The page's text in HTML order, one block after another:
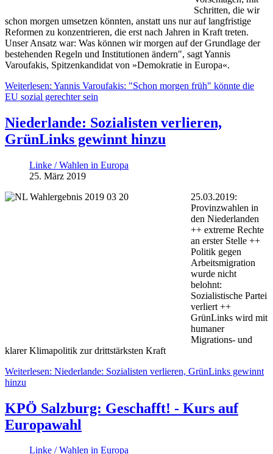
Schritten, die wir
schon morgen umsetzen könnten, anstatt uns nur auf langfristige
Reformen zu konzentrieren, die erst nach Jahren in Kraft treten.
Unser Ansatz war: Was können wir morgen auf der Grundlage der
bestehenden Regeln und Institutionen ändern", sagt Yannis
Varoufakis, Spitzenkandidat von »Demokratie in Europa«.
Weiterlesen: Yannis Varoufakis: "Schon morgen früh" könnte die
EU sozial gerechter sein
Niederlande: Sozialisten verlieren,
GrünLinks gewinnt hinzu
Linke / Wahlen in Europa
25. März 2019
25.03.2019:
Provinzwahlen in
den Niederlanden
++ extreme Rechte
an erster Stelle ++
Politik gegen
Arbeitsmigration
wurde nicht
belohnt:
Sozialistische Partei
verliert ++
GrünLinks wird mit
humaner
Migrations- und
klarer Klimapolitik zur drittstärksten Kraft
Weiterlesen: Niederlande: Sozialisten verlieren, GrünLinks gewinnt
hinzu
KPÖ Salzburg: Geschafft! - Kurs auf
Europawahl
Linke / Wahlen in Europa